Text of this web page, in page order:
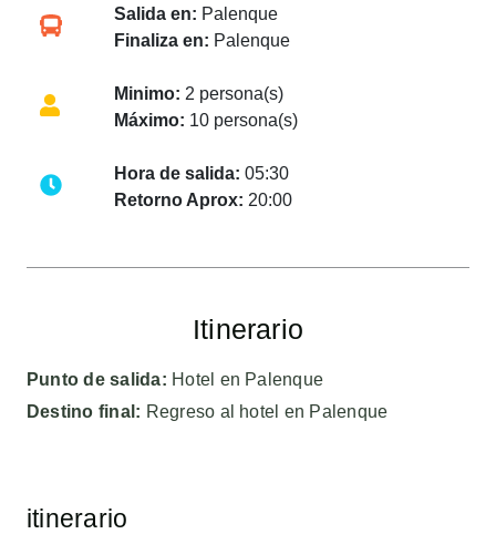
Salida en: Palenque
Finaliza en: Palenque
Minimo: 2 persona(s)
Máximo: 10 persona(s)
Hora de salida: 05:30
Retorno Aprox: 20:00
Itinerario
Punto de salida: Hotel en Palenque
Destino final: Regreso al hotel en Palenque
itinerario